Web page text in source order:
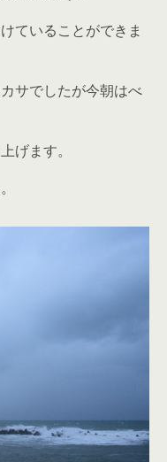
ていることができま
サでしたが今朝はべ
げます。